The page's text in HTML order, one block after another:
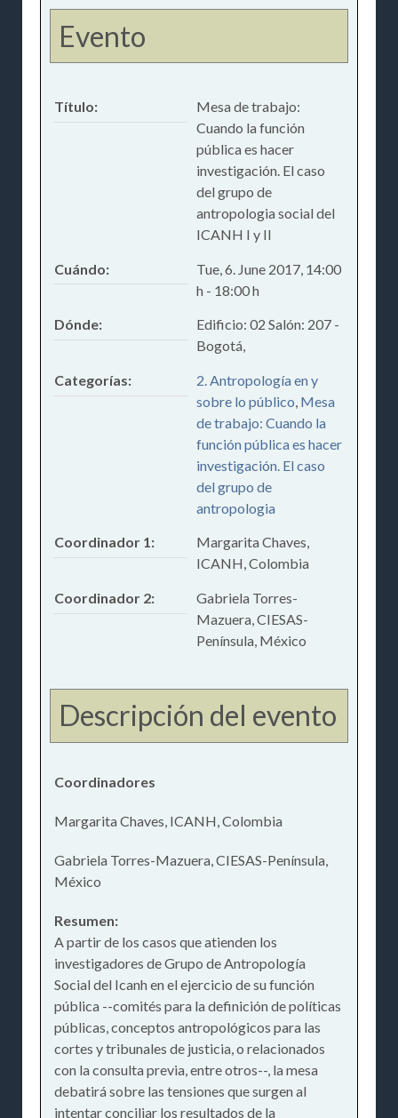
Evento
Título:
Mesa de trabajo:
Cuando la función
pública es hacer
investigación. El caso
del grupo de
antropologia social del
ICANH I y II
Cuándo: Tue, 6. June 2017, 14:00
h- 18:00 h
Dónde:
Edificio: 02 Salón: 207 -
Bogotá,
Categorías:
2. Antropología en y
sobre lo público Mesa
de trabajo: Cuando la
función pública es hacer
investigación. El caso
del grupo de
antropologia
Coordinador 1:
Margarita Chaves,
ICANH, Colombia
Coordinador 2:
Gabriela Torres-
Mazuera, CIESAS-
Península, México
Descripción del evento
Coordinadores
Margarita Chaves, ICANH, Colombia
Gabriela Torres-Mazuera, CIESAS-Península,
México
Resumen:
A partir de los casos que atienden los
investigadores de Grupo de Antropología
Social del Icanh en el ejercicio de su función
pública --comités para la definición de políticas
públicas, conceptos antropológicos para las
cortes y tribunales de justicia, o relacionados
con la consulta previa, entre otros--, la mesa
debatirá sobre las tensiones que surgen al
intentar conciliar los resultados de la